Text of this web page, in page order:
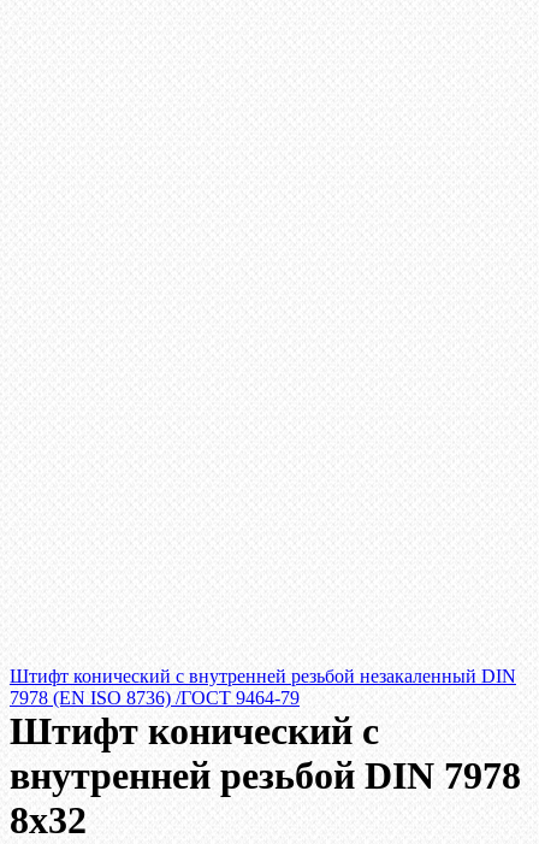
Штифт конический с внутренней резьбой незакаленный DIN
7978 (EN ISO 8736) /ГОСТ 9464-79
Штифт конический с
внутренней резьбой DIN 7978
8х32